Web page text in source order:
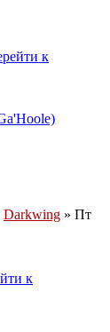
к
Darkwing » Пт
к